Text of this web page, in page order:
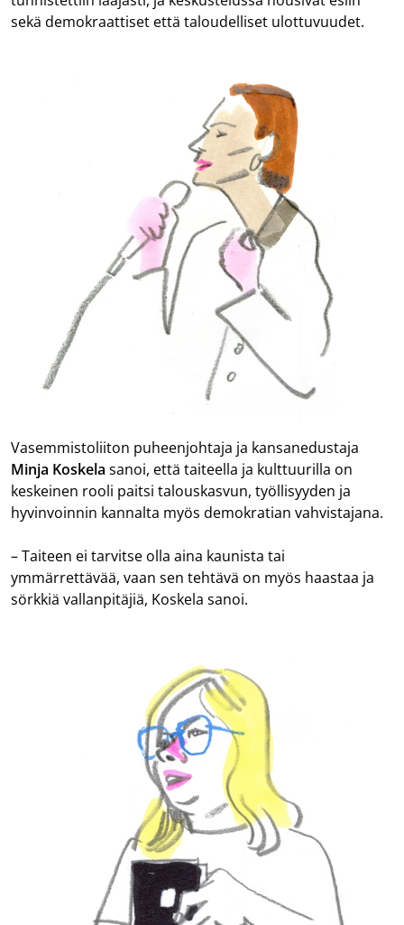
sekä demokraattiset että taloudelliset ulottuvuudet.
Vasemmistoliiton puheenjohtaja ja kansanedustaja
Minja Koskela sanoi, että taiteella ja kulttuurilla on
keskeinen rooli paitsi talouskasvun, työllisyyden ja
hyvinvoinnin kannalta myös demokratian vahvistajana.
– Taiteen ei tarvitse olla aina kaunista tai
ymmärrettävää, vaan sen tehtävä on myös haastaa ja
sörkkiä vallanpitäjiä, Koskela sanoi.